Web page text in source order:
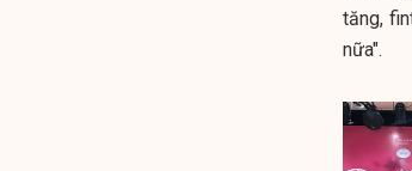
tăng,
nữa".